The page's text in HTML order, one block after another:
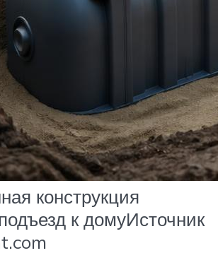
конструкция
к домуИсточник